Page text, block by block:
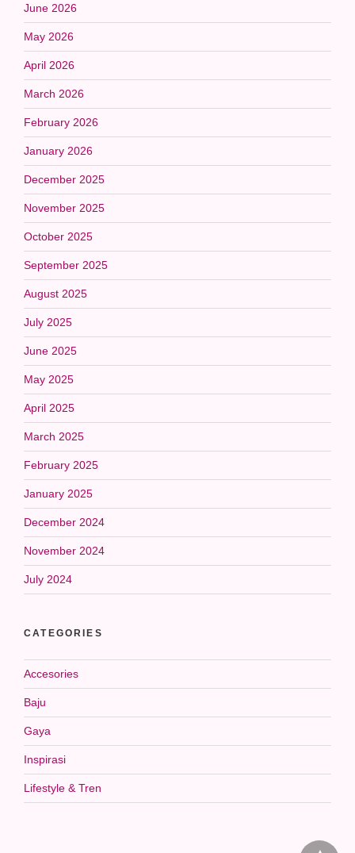
June 2026
May 2026
April 2026
March 2026
February 2026
January 2026
December 2025
November 2025
October 2025
September 2025
August 2025
July 2025
June 2025
May 2025
April 2025
March 2025
February 2025
January 2025
December 2024
November 2024
July 2024
CATEGORIES
Accesories
Baju
Gaya
Inspirasi
Lifestyle & Tren